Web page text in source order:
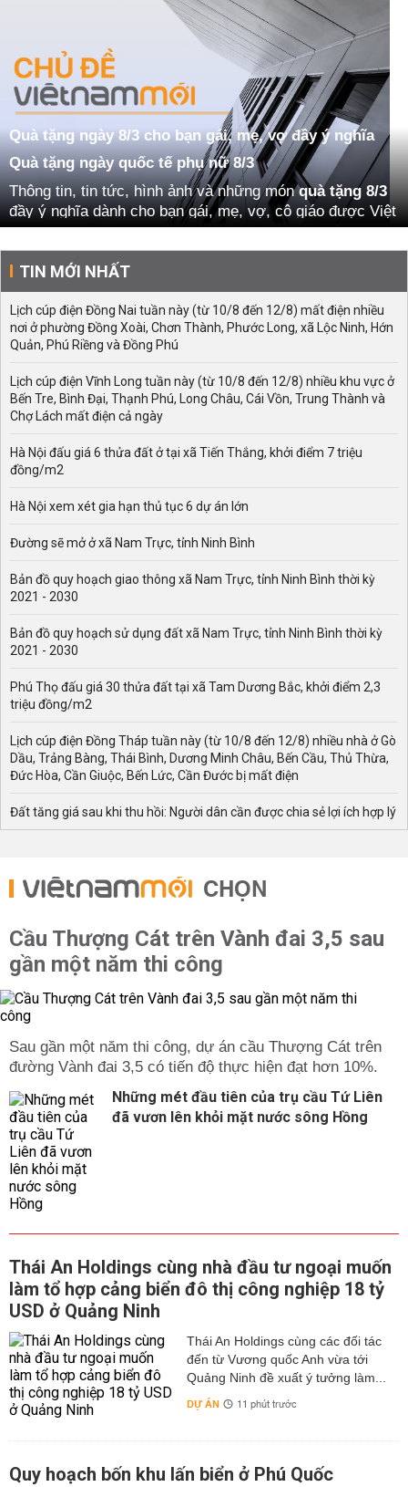
Quà tặng ngày 8/3 cho bạn gái, mẹ, vợ đầy ý nghĩa
Quà tặng ngày quốc tế phụ nữ 8/3
Thông tin, tin tức, hình ảnh và những mónquà tặng 8/3
đầy ý nghĩa dành cho bạn gái, mẹ, vợ, cô giáo được Việt
Nam Mới cập nhật liên tục.
TIN MỚI NHẤT
Lịch cúp điện Đồng Nai tuần này (từ 10/8 đến 12/8) mất điện nhiều
nơi ở phường Đồng Xoài, Chơn Thành, Phước Long, xã Lộc Ninh, Hớn
Quản, Phú Riềng và Đồng Phú
Lịch cúp điện Vĩnh Long tuần này (từ 10/8 đến 12/8) nhiều khu vực ở
Bến Tre, Bình Đại, Thạnh Phú, Long Châu, Cái Vồn, Trung Thành và
Chợ Lách mất điện cả ngày
Hà Nội đấu giá 6 thửa đất ở tại xã Tiến Thắng, khởi điểm 7 triệu
đồng/m2
Hà Nội xem xét gia hạn thủ tục 6 dự án lớn
Đường sẽ mở ở xã Nam Trực, tỉnh Ninh Bình
Bản đồ quy hoạch giao thông xã Nam Trực, tỉnh Ninh Bình thời kỳ
2021 - 2030
Bản đồ quy hoạch sử dụng đất xã Nam Trực, tỉnh Ninh Bình thời kỳ
2021 - 2030
Phú Thọ đấu giá 30 thửa đất tại xã Tam Dương Bắc, khởi điểm 2,3
triệu đồng/m2
Lịch cúp điện Đồng Tháp tuần này (từ 10/8 đến 12/8) nhiều nhà ở Gò
Dầu, Trảng Bàng, Thái Bình, Dương Minh Châu, Bến Cầu, Thủ Thừa,
Đức Hòa, Cần Giuộc, Bến Lức, Cần Đước bị mất điện
Đất tăng giá sau khi thu hồi: Người dân cần được chia sẻ lợi ích hợp lý
CHỌN
Cầu Thượng Cát trên Vành đai 3,5 sau
gần một năm thi công
Sau gần một năm thi công, dự án cầu Thượng Cát trên
đường Vành đai 3,5 có tiến độ thực hiện đạt hơn 10%.
Những mét đầu tiên của trụ cầu Tứ Liên
đã vươn lên khỏi mặt nước sông Hồng
Thái An Holdings cùng nhà đầu tư ngoại muốn
làm tổ hợp cảng biển đô thị công nghiệp 18 tỷ
USD ở Quảng Ninh
Thái An Holdings cùng các đối tác
đến từ Vương quốc Anh vừa tới
Quảng Ninh đề xuất ý tưởng làm...
DỰ ÁN 11 phút trước
Quy hoạch bốn khu lấn biển ở Phú Quốc